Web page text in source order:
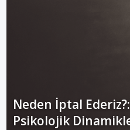
Neden İptal
Psikolojik